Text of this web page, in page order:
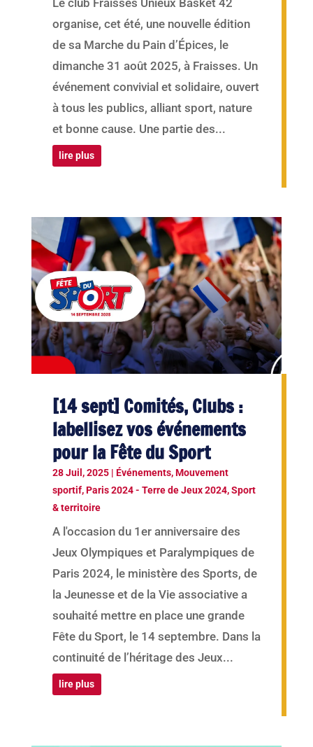
organise, cet été, une nouvelle édition
de sa Marche du Pain d’Épices, le
dimanche 31 août 2025, à Fraisses. Un
événement convivial et solidaire, ouvert
à tous les publics, alliant sport, nature
et bonne cause. Une partie des...
lire plus
[14 sept] Comités, Clubs :
labellisez vos événements
pour la Fête du Sport
28 Juil, 2025| Événements,Mouvement
sportif,Paris 2024 - Terre de Jeux 2024,Sport
& territoire
A l'occasion du 1er anniversaire des
Jeux Olympiques et Paralympiques de
Paris 2024, le ministère des Sports, de
la Jeunesse et de la Vie associative a
souhaité mettre en place une grande
Fête du Sport, le 14 septembre. Dans la
continuité de l’héritage des Jeux...
lire plus